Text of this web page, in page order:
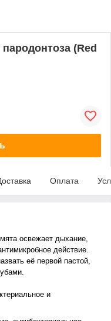
(Red
Оплата
освежает дыхание,
действие.
её первой пастой,
и